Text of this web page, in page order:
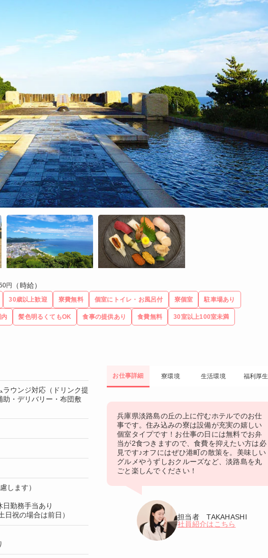
円 （時給）
30歳以上歓迎 寮費無料 個室にトイレ・お風呂付 寮個室 駐車場あり
髪色明るくてもOK 食事の提供あり 食費無料 30室以上100室未満
お仕事詳細 寮環境 生活環境 福利厚生
兵庫県淡路島の丘の上に佇むホテルでのお仕
事です。住み込みの寮は設備が充実の嬉しい
個室タイプです！お仕事の日には無料でお弁
当が2食つきますので、食費を抑えたい方は必
見です♪オフにはぜひ港町の散策を。美味しい
グルメやうずしおクルーズなど、淡路島を丸
ごと楽しんでください！
担当者 TAKAHASHI
社員紹介はこちら
ウンジ対応（ドリンク提
・デリバリー・布団敷
します）
勤務手当あり
祝の場合は前日）